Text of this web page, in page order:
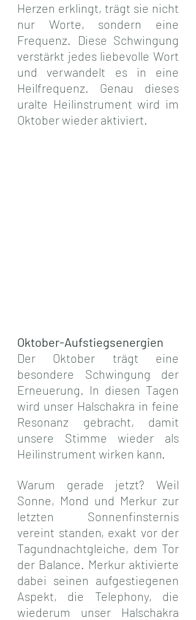
Herzen erklingt, trägt sie nicht
nur Worte, sondern eine
Frequenz. Diese Schwingung
verstärkt jedes liebevolle Wort
und verwandelt es in eine
Heilfrequenz. Genau dieses
uralte Heilinstrument wird im
Oktober wieder aktiviert.
Oktober-Aufstiegsenergien
Der Oktober trägt eine
besondere Schwingung der
Erneuerung. In diesen Tagen
wird unser Halschakra in feine
Resonanz gebracht, damit
unsere Stimme wieder als
Heilinstrument wirken kann.
Warum gerade jetzt? Weil
Sonne, Mond und Merkur zur
letzten Sonnenfinsternis
vereint standen, exakt vor der
Tagundnachtgleiche, dem Tor
der Balance. Merkur aktivierte
dabei seinen aufgestiegenen
Aspekt, die Telephony, die
wiederum unser Halschakra